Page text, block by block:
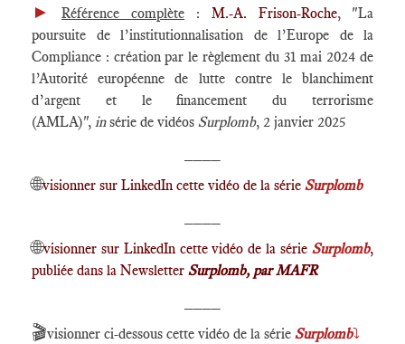
► Référence complète : M.-A. Frison-Roche, "La
poursuite de l’institutionnalisation de l’Europe de la
Compliance : création par le règlement du 31 mai 2024 de
l’Autorité européenne de lutte contre le blanchiment
d’argent et le financement du terrorisme
(AMLA)", insérie de vidéos Surplomb, 2 janvier 2025
🌐visionner sur LinkedIn cette vidéo de la série Surplomb
🌐visionner sur LinkedIn cette vidéo de la sérieSurplomb,
publiée dans la Newsletter Surplomb, par MAFR
🎬visionner ci-dessous cette vidéo de la série Surplomb⤵️